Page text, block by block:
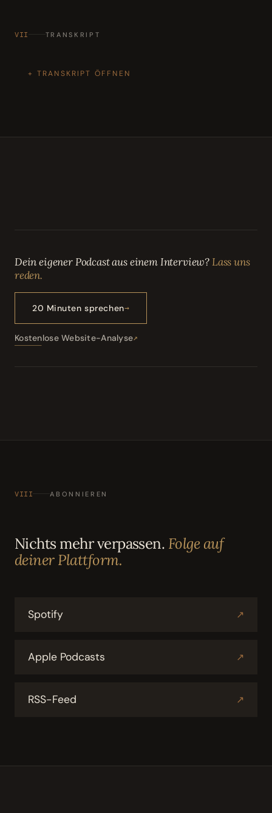
VII TRANSKRIPT
TRANSKRIPT ÖFFNEN
Dein eigener Podcast aus einem Interview?Lass uns
reden.
20 Minuten sprechen
Kostenlose Website-Analyse
VIII ABONNIEREN
Nichts mehr verpassen. Folge auf
deiner Plattform.
Spotify ↗
Apple Podcasts ↗
RSS-Feed ↗